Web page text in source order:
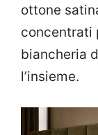
ottone
concentrati
biancheria
l’insieme.